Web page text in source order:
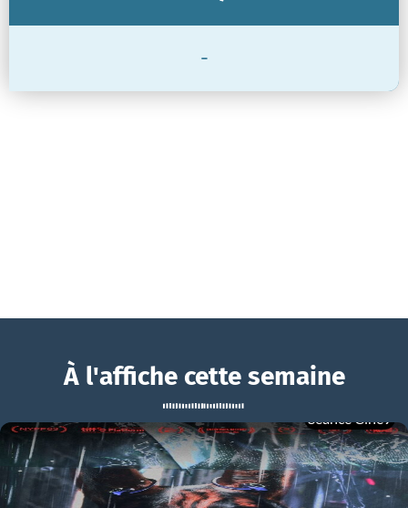
-
Alien: Romulus
Alien: Romulus Bande-annonce VO STFR
À l'affiche cette semaine
BOUCHRA